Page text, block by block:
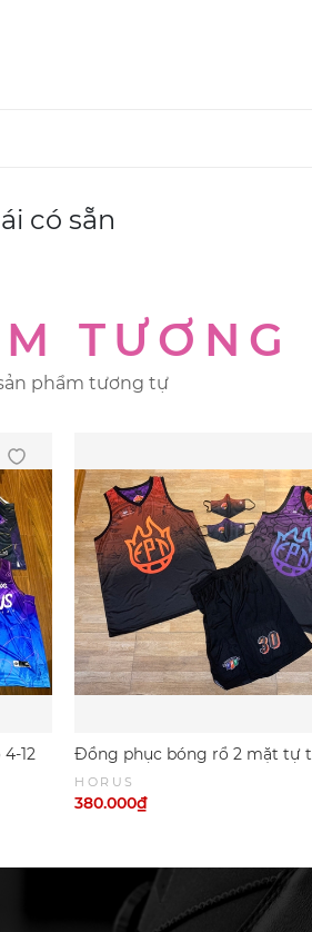
có sẵn
TƯƠNG
phẩm tương tự
12
Đồng phục bóng rổ 2 mặt tự
HORUS
380.000₫